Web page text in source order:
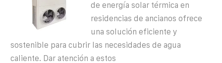
de energía solar térmica en
residencias de ancianos ofrece
una solución eficiente y
sostenible para cubrir las necesidades de agua
caliente. Dar atención a estos